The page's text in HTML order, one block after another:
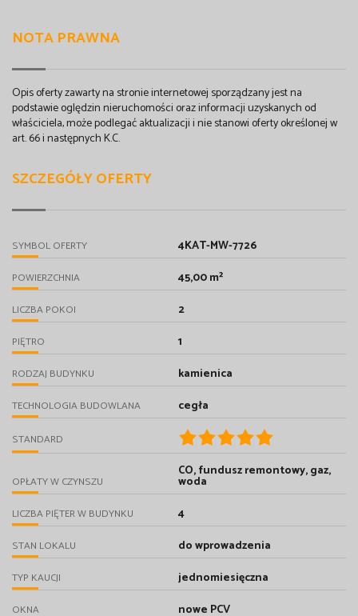
NOTA PRAWNA
Opis oferty zawarty na stronie internetowej sporządzany jest na
podstawie oględzin nieruchomości oraz informacji uzyskanych od
właściciela, może podlegać aktualizacji i nie stanowi oferty określonej w
art. 66 i następnych K.C.
SZCZEGÓŁY OFERTY
SYMBOL OFERTY 4KAT-MW-7726
POWIERZCHNIA 45,00 m²
LICZBA POKOI 2
PIĘTRO 1
RODZAJ BUDYNKU kamienica
TECHNOLOGIA BUDOWLANA cegła
STANDARD
OPŁATY W CZYNSZU
CO, fundusz remontowy, gaz,
woda
LICZBA PIĘTER W BUDYNKU 4
STAN LOKALU do wprowadzenia
TYP KAUCJI jednomiesięczna
OKNA nowe PCV